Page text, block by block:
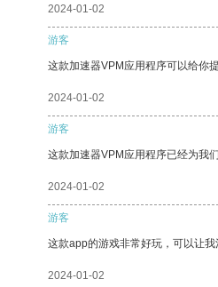
2024-01-02
游客
这款加速器VPM应用程序可以给你
2024-01-02
游客
这款加速器VPM应用程序已经为我
2024-01-02
游客
这款app的游戏非常好玩，可以让我
2024-01-02